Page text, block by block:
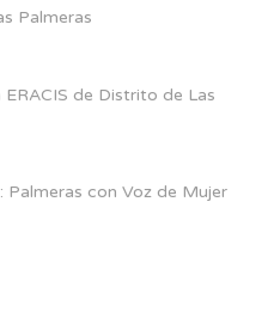
Palmeras
ERACIS de Distrito de Las
Palmeras con Voz de Mujer